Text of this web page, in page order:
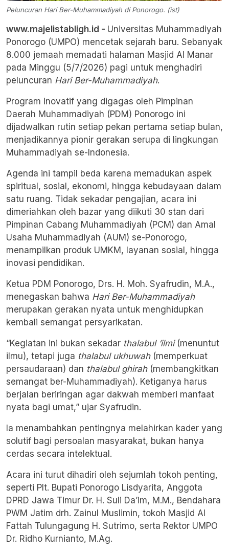
Peluncuran Hari Ber-Muhammadiyah di Ponorogo. (ist)
www.majelistabligh.id - Universitas Muhammadiyah
Ponorogo (UMPO) mencetak sejarah baru. Sebanyak
8.000 jemaah memadati halaman Masjid Al Manar
pada Minggu (5/7/2026) pagi untuk menghadiri
peluncuran Hari Ber-Muhammadiyah.
Program inovatif yang digagas oleh Pimpinan
Daerah Muhammadiyah (PDM) Ponorogo ini
dijadwalkan rutin setiap pekan pertama setiap bulan,
menjadikannya pionir gerakan serupa di lingkungan
Muhammadiyah se-Indonesia.
Agenda ini tampil beda karena memadukan aspek
spiritual, sosial, ekonomi, hingga kebudayaan dalam
satu ruang. Tidak sekadar pengajian, acara ini
dimeriahkan oleh bazar yang diikuti 30 stan dari
Pimpinan Cabang Muhammadiyah (PCM) dan Amal
Usaha Muhammadiyah (AUM) se-Ponorogo,
menampilkan produk UMKM, layanan sosial, hingga
inovasi pendidikan.
Ketua PDM Ponorogo, Drs. H. Moh. Syafrudin, M.A.,
menegaskan bahwa Hari Ber-Muhammadiyah
merupakan gerakan nyata untuk menghidupkan
kembali semangat persyarikatan.
“Kegiatan ini bukan sekadar thalabul ‘ilmi(menuntut
ilmu), tetapi juga thalabul ukhuwah(memperkuat
persaudaraan) dan thalabul ghirah(membangkitkan
semangat ber-Muhammadiyah). Ketiganya harus
berjalan beriringan agar dakwah memberi manfaat
nyata bagi umat,” ujar Syafrudin.
Ia menambahkan pentingnya melahirkan kader yang
solutif bagi persoalan masyarakat, bukan hanya
cerdas secara intelektual.
Acara ini turut dihadiri oleh sejumlah tokoh penting,
seperti Plt. Bupati Ponorogo Lisdyarita, Anggota
DPRD Jawa Timur Dr. H. Suli Da’im, M.M., Bendahara
PWM Jatim drh. Zainul Muslimin, tokoh Masjid Al
Fattah Tulungagung H. Sutrimo, serta Rektor UMPO
Dr. Ridho Kurnianto, M.Ag.